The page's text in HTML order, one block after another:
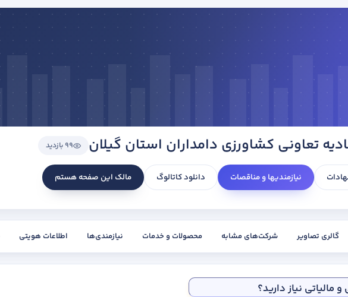
تعاونی کشاورزی دامداران استان گیلان 99 بازدید
نیازمندیها و مناقصات دانلود کاتالوگ مالک این صفحه هستم
گالری تصاویر شرکت‌های مشابه محصولات و خدمات نیازمندی‌ها اطلاعات هویتی
مالیاتی نیاز دارید؟